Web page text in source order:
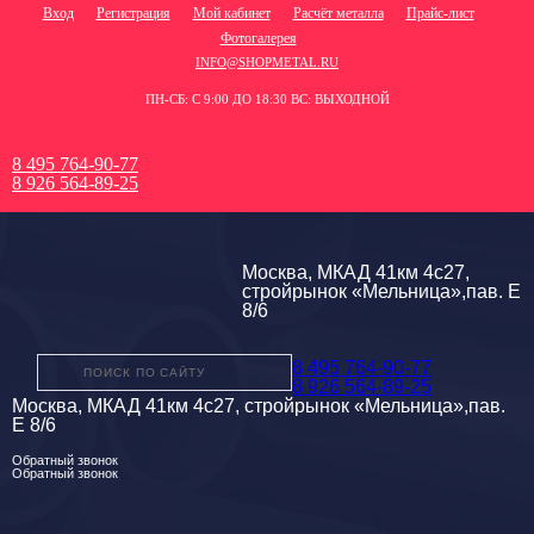
Вход Регистрация Мой кабинет Расчёт металла
Прайс-лист
Фотогалерея
INFO@SHOPMETAL.RU
ПН-СБ: С 9:00 ДО 18:30 ВС: ВЫХОДНОЙ
8 495 764-90-77
8 926 564-89-25
Москва, МКАД 41км 4с27,
стройрынок «Мельница»,пав. Е
8/6
8 495 764-90-77
8 926 564-89-25
Москва, МКАД 41км 4с27, стройрынок «Мельница»,пав.
Е 8/6
Обратный звонок
Обратный звонок